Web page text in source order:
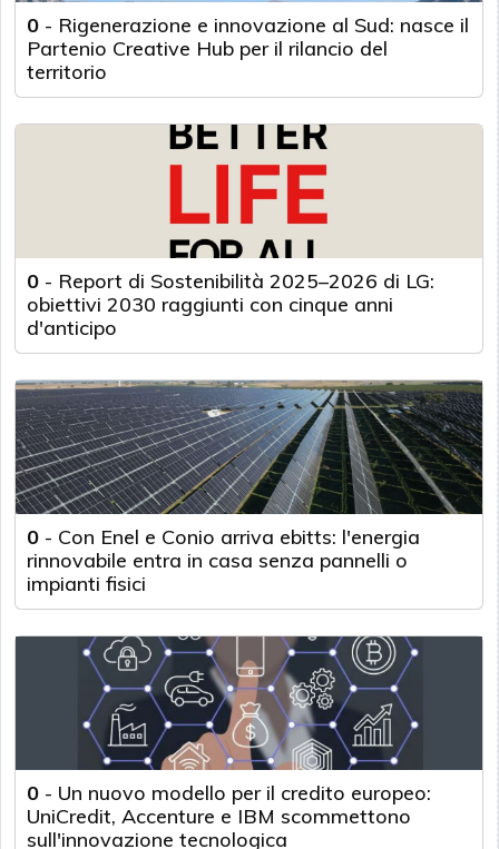
0 - Rigenerazione e innovazione al Sud: nasce il
Partenio Creative Hub per il rilancio del
territorio
0 - Report di Sostenibilità 2025–2026 di LG:
obiettivi 2030 raggiunti con cinque anni
d'anticipo
0 - Con Enel e Conio arriva ebitts: l'energia
rinnovabile entra in casa senza pannelli o
impianti fisici
0 - Un nuovo modello per il credito europeo:
UniCredit, Accenture e IBM scommettono
sull'innovazione tecnologica